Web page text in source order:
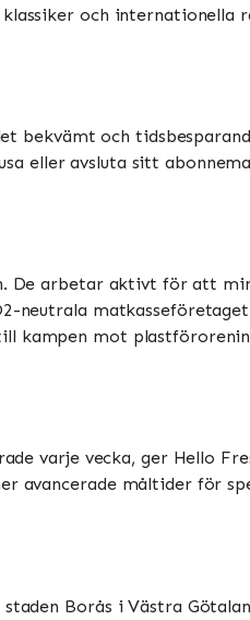
och
bekvämt och
eller avsluta sitt
De arbetar aktivt för att
neutrala
kampen mot
varje vecka, ger Hello
avancerade måltider för
Borås i Västra